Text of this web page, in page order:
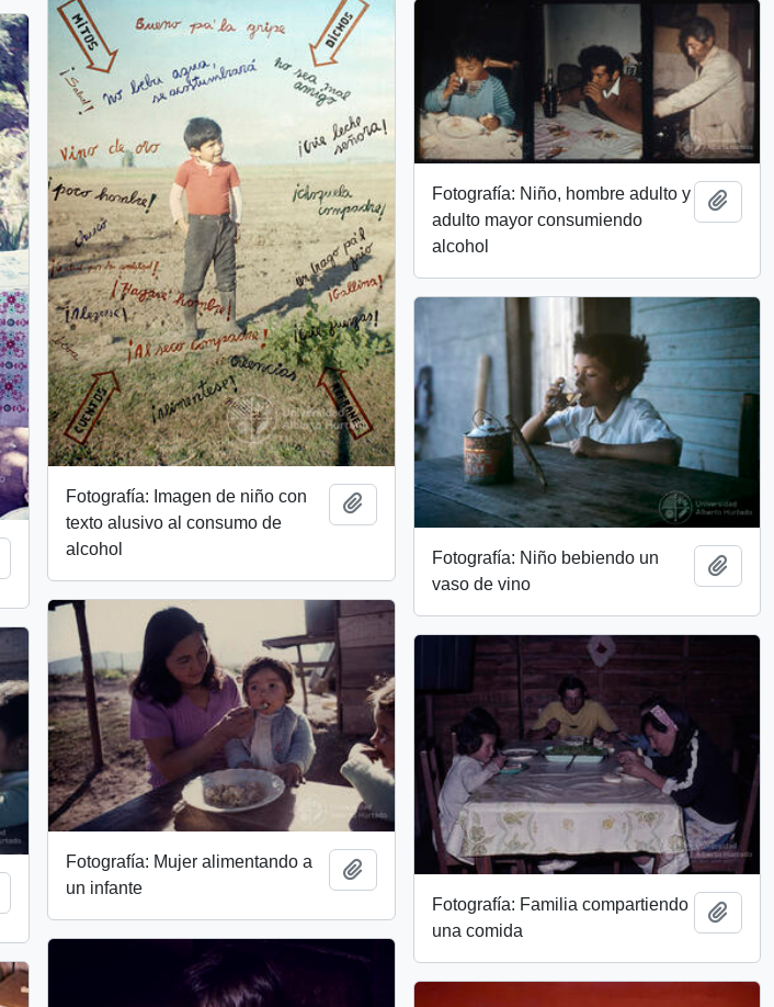
Fotografía: Imagen de niño con
texto alusivo al consumo de
alcohol
Add to clipboard
Fotografía: Niño, hombre adulto y
adulto mayor consumiendo
alcohol
Add
Add to clipboard
Fotografía: Niño bebiendo un
vaso de vino
Add
Fotografía: Mujer alimentando a
un infante
Add to clipboard
Add to clipboard
Fotografía: Familia compartiendo
una comida
Add